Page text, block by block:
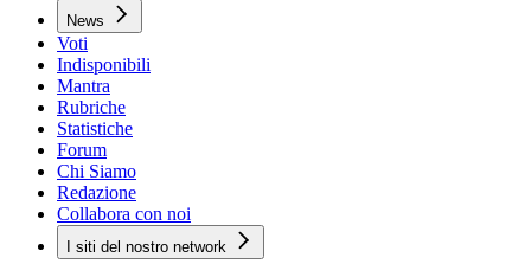
News
Voti
Indisponibili
Mantra
Rubriche
Statistiche
Forum
Chi Siamo
Redazione
Collabora con noi
I siti del nostro network